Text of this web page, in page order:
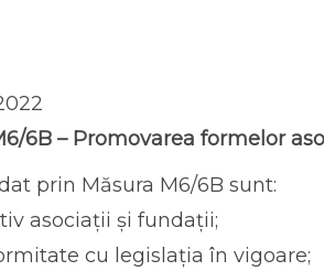
6B – Promovarea formelor
prin Măsura M6/6B sunt:
asociații și fundații;
cu legislația în vigoare;